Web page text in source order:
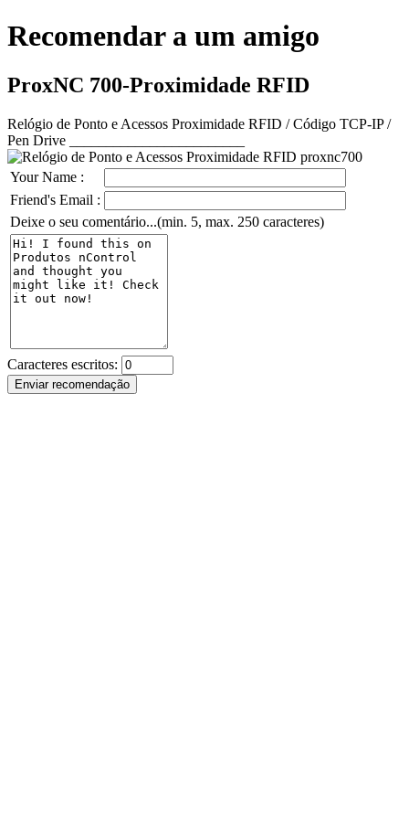
Recomendar a um amigo
ProxNC 700-Proximidade RFID
Relógio de Ponto e Acessos Proximidade RFID / Código TCP-IP /
Pen Drive ________________________
Your Name :
Friend's Email :
Deixe o seu comentário...(min. 5, max. 250 caracteres)
Caracteres escritos: